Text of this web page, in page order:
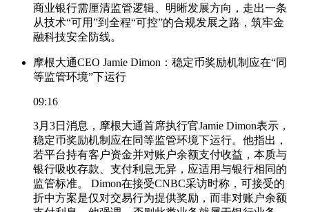
商业银行需厘清监管逻辑、明晰发展方向，走出一条
从技术“可用”到全程“可控”的合规发展之路，筑牢金
融科技安全防线。
摩根大通CEO Jamie Dimon：稳定币奖励机制应在“同
等监管环境”下运行
09:16
3月3日消息，摩根大通首席执行官Jamie Dimon表示，
稳定币奖励机制应在同等监管环境下运行。他指出，
若平台持有客户资金并对账户余额支付收益，本质与
银行吸收存款、支付利息无异，应适用与银行相同的
监管标准。 Dimon在接受CNBC采访时称，可接受的
折中方案是仅对交易行为提供奖励，而非对账户余额